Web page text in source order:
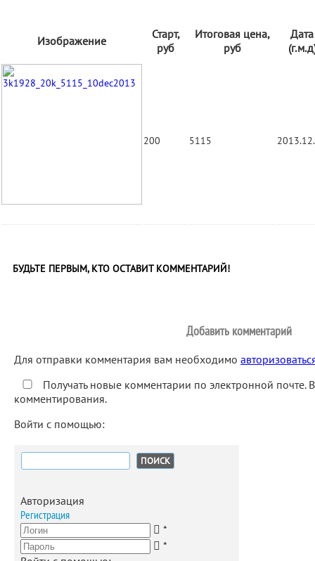
Изображение
Старт,
руб
Итоговая цена,
руб
Дата
200 5115
БУДЬТЕ ПЕРВЫМ, КТО ОСТАВИТ КОММЕНТАРИЙ!
Добавить комментарий
Для отправки комментария вам необходимо
Получать новые комментарии по электронной почте.
комментирования.
Войти с помощью:
Найти:
Авторизация
Регистрация
*
*